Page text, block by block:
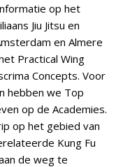
op het
Jiu Jitsu en
en Almere
Practical Wing
Concepts. Voor
hebben we Top
op de Academies.
op het gebied van
Kung Fu
de weg te